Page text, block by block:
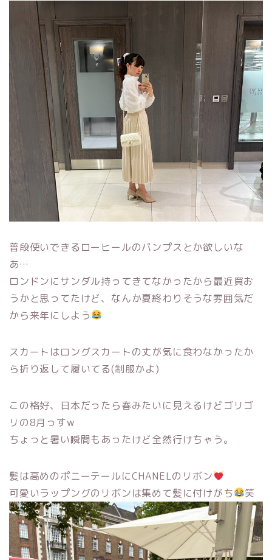
普段使いできるローヒールのパンプスとか欲しいな
あ…
ロンドンにサンダル持ってきてなかったから最近買お
うかと思ってたけど、なんか夏終わりそうな雰囲気だ
から来年にしよう
スカートはロングスカートの丈が気に食わなかったか
ら折り返して履いてる(制服かよ)
この格好、日本だったら春みたいに見えるけどゴリゴ
リの8月っすw
ちょっと暑い瞬間もあったけど全然行けちゃう。
髪は高めのポニーテールにCHANELのリボン
可愛いラップングのリボンは集めて髪に付けがち
笑